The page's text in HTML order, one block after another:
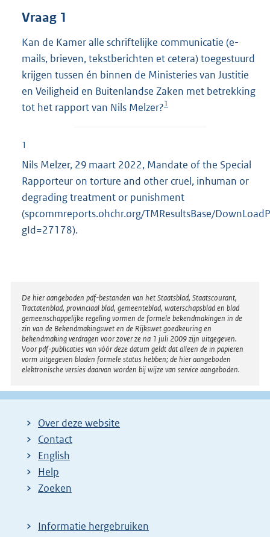
4
K
b
Vraag 1
Kan de Kamer alle schriftelijke communicatie (e-
mails, brieven, tekstberichten et cetera) toegestuurd
krijgen tussen én binnen de Ministeries van Justitie
en Veiligheid en Buitenlandse Zaken met betrekking
tot het rapport van Nils Melzer?1
1
Nils Melzer, 29 maart 2022, Mandate of the Special
Rapporteur on torture and other cruel, inhuman or
degrading treatment or punishment
(spcommreports.ohchr.org/TMResultsBase/
gId=27178).
Disclaimer
De hier aangeboden pdf-bestanden van het Staatsblad, Staatscourant,
Tractatenblad, provinciaal blad, gemeenteblad, waterschapsblad en blad
gemeenschappelijke regeling vormen de formele bekendmakingen in de
zin van de Bekendmakingswet en de Rijkswet goedkeuring en
bekendmaking verdragen voor zover ze na 1 juli 2009 zijn uitgegeven.
Voor pdf-publicaties van vóór deze datum geldt dat alleen de in papieren
vorm uitgegeven bladen formele status hebben; de hier aangeboden
elektronische versies daarvan worden bij wijze van service aangeboden.
Over deze website
Contact
English
Help
Zoeken
Informatie hergebruiken